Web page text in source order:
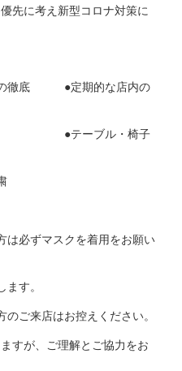
先に考え新型コロナ対策に
の徹底 ●定期的な店内の
置 ●テーブル・椅子
は必ずマスクを着用をお願い
す。
ご来店はお控えください。
すが、ご理解とご協力をお